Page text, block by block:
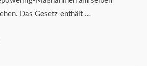
Das Gesetz enthält …